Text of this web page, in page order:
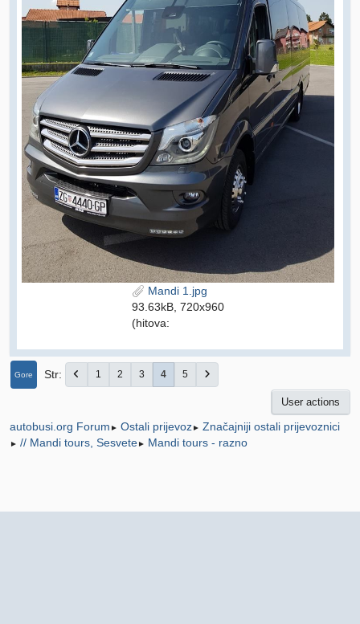
Mandi 1.jpg
93.63kB, 720x960
(hitova:
Gore Str 1 2 3 4 5
User actions
autobusi.org Forum ► Ostali prijevoz► Značajniji ostali prijevoznici
► // Mandi tours, Sesvete► Mandi tours - razno